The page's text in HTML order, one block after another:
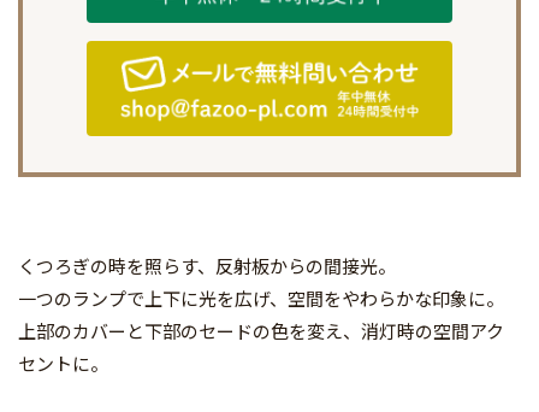
くつろぎの時を照らす、反射板からの間接光。
一つのランプで上下に光を広げ、空間をやわらかな印象に。
上部のカバーと下部のセードの色を変え、消灯時の空間アク
セントに。